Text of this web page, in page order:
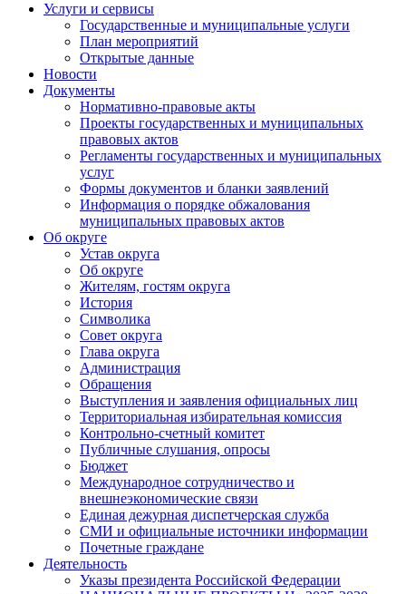
Услуги и сервисы
Государственные и муниципальные услуги
План мероприятий
Открытые данные
Новости
Документы
Нормативно-правовые акты
Проекты государственных и муниципальных
правовых актов
Регламенты государственных и муниципальных
услуг
Формы документов и бланки заявлений
Информация о порядке обжалования
муниципальных правовых актов
Об округе
Устав округа
Об округе
Жителям, гостям округа
История
Символика
Совет округа
Глава округа
Администрация
Обращения
Выступления и заявления официальных лиц
Территориальная избирательная комиссия
Контрольно-счетный комитет
Публичные слушания, опросы
Бюджет
Международное сотрудничество и
внешнеэкономические связи
Единая дежурная диспетчерская служба
СМИ и официальные источники информации
Почетные граждане
Деятельность
Указы президента Российской Федерации